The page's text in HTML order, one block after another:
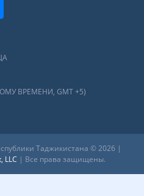
ВРЕМЕНИ, GMT +5)
Таджикистана © 2026 |
LLC | Все права защищены.